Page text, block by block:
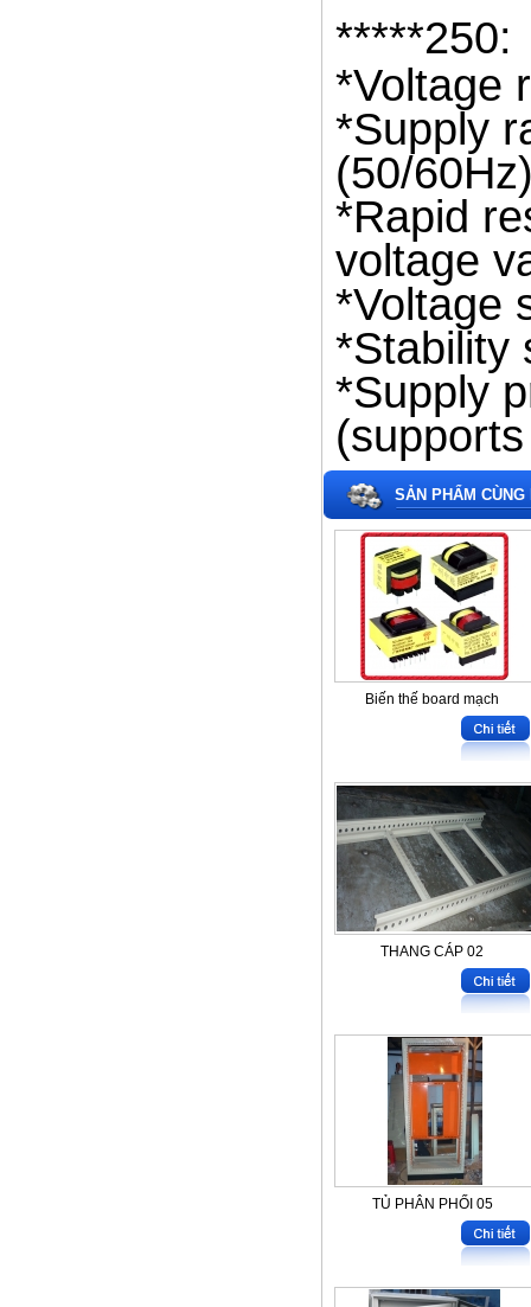
*****250:
*Voltage
*Supply
(50/
*Rapid
voltage
*Voltage
*Stability
*Supply
SẢN PHẨM CÙNG
Biến thế board mạch
THANG CÁP 02
TỦ PHÂN PHỐI 05